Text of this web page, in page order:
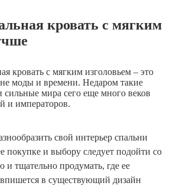
кровать с мягким
кровать с мягким изголовьем – это
моды и времени. Недаром такие
сильные мира сего еще много веков
и императоров.
свой интерьер спальни
покупке и выбору следует подойти со
и тщательно продумать, где ее
в существующий дизайн